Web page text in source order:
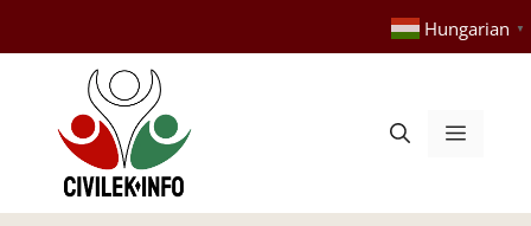
tartalomba
Hungarian ▼
Menü